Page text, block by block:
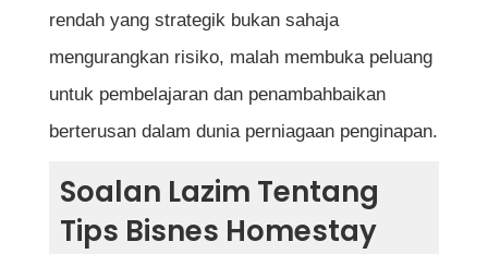
rendah yang strategik bukan sahaja
mengurangkan risiko, malah membuka peluang
untuk pembelajaran dan penambahbaikan
berterusan dalam dunia perniagaan penginapan.
Soalan Lazim Tentang
Tips Bisnes Homestay